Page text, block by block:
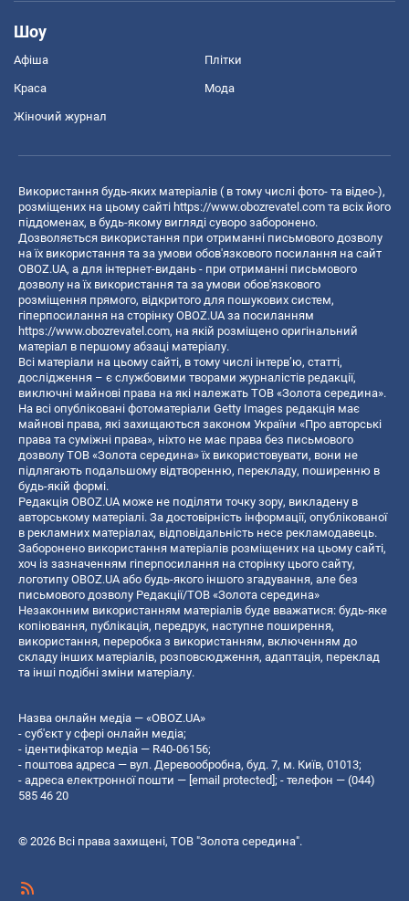
Шоу
Афіша Плітки
Краса Мода
Жіночий журнал
Використання будь-яких матеріалів ( в тому числі фото- та відео-),
розміщених на цьому сайті https://www.obozrevatel.com та всіх його
піддоменах, в будь-якому вигляді суворо заборонено.
Дозволяється використання при отриманні письмового дозволу
на їх використання та за умови обов'язкового посилання на сайт
OBOZ.UA, а для інтернет-видань - при отриманні письмового
дозволу на їх використання та за умови обов'язкового
розміщення прямого, відкритого для пошукових систем,
гіперпосилання на сторінку OBOZ.UA за посиланням
https://www.obozrevatel.com, на якій розміщено оригінальний
матеріал в першому абзаці матеріалу.
Всі матеріали на цьому сайті, в тому числі інтерв’ю, статті,
дослідження – є службовими творами журналістів редакції,
виключні майнові права на які належать ТОВ «Золота середина».
На всі опубліковані фотоматеріали Getty Images редакція має
майнові права, які захищаються законом України «Про авторські
права та суміжні права», ніхто не має права без письмового
дозволу ТОВ «Золота середина» їх використовувати, вони не
підлягають подальшому відтворенню, перекладу, поширенню в
будь-якій формі.
Редакція OBOZ.UA може не поділяти точку зору, викладену в
авторському матеріалі. За достовірність інформації, опублікованої
в рекламних матеріалах, відповідальність несе рекламодавець.
Заборонено використання матеріалів розміщених на цьому сайті,
хоч із зазначенням гіперпосилання на сторінку цього сайту,
логотипу OBOZ.UA або будь-якого іншого згадування, але без
письмового дозволу Редакції/ТОВ «Золота середина»
Незаконним використанням матеріалів буде вважатися: будь-яке
копiювання, публiкацiя, передрук, наступне поширення,
використання, переробка з використанням, включенням до
складу інших матеріалів, розповсюдження, адаптація, переклад
та інші подібні зміни матеріалу.
Назва онлайн медіа — «OBOZ.UA»
- суб'єкт у сфері онлайн медіа;
- ідентифікатор медіа — R40-06156;
- поштова адреса — вул. Деревообробна, буд. 7, м. Київ, 01013;
- адреса електронної пошти — [email protected]; - телефон — (044)
585 46 20
© 2026 Всі права захищені, ТОВ "Золота середина".